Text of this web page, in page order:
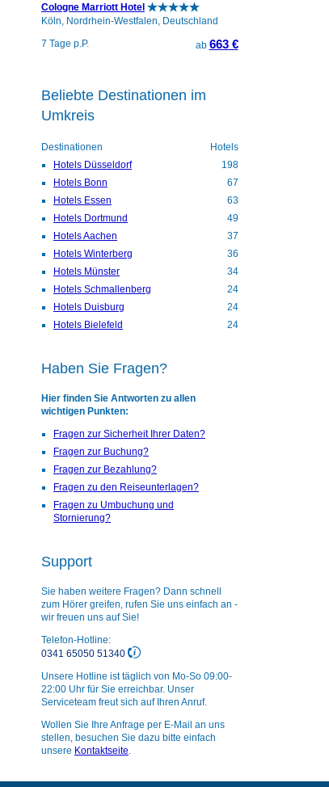
Cologne Marriott Hotel
Köln, Nordrhein-Westfalen, Deutschland
7 Tage p.P.
ab 663 €
Beliebte Destinationen im
Umkreis
Destinationen
Hotels
Hotels Düsseldorf
198
Hotels Bonn
67
Hotels Essen
63
Hotels Dortmund
49
Hotels Aachen
37
Hotels Winterberg
36
Hotels Münster
34
Hotels Schmallenberg
24
Hotels Duisburg
24
Hotels Bielefeld
24
Haben Sie Fragen?
Hier finden Sie Antworten zu allen
wichtigen Punkten:
Fragen zur Sicherheit Ihrer Daten?
Fragen zur Buchung?
Fragen zur Bezahlung?
Fragen zu den Reiseunterlagen?
Fragen zu Umbuchung und
Stornierung?
Support
Sie haben weitere Fragen? Dann schnell
zum Hörer greifen, rufen Sie uns einfach an -
wir freuen uns auf Sie!
Telefon-Hotline:
0341 65050 51340
Unsere Hotline ist täglich von Mo-So 09:00-
22:00 Uhr für Sie erreichbar. Unser
Serviceteam freut sich auf Ihren Anruf.
Wollen Sie Ihre Anfrage per E-Mail an uns
stellen, besuchen Sie dazu bitte einfach
unsere Kontaktseite.